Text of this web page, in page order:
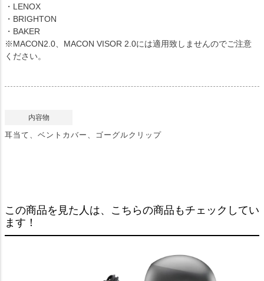
・LENOX
・BRIGHTON
・BAKER
※MACON2.0、MACON VISOR 2.0には適用致しませんのでご注意
ください。
内容物
耳当て、ベントカバー、ゴーグルクリップ
この商品を見た人は、こちらの商品もチェックしてい
ます！